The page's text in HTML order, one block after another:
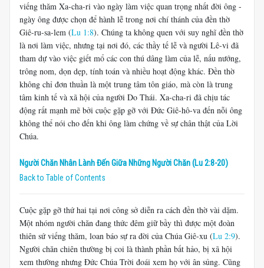
viếng thăm Xa-cha-ri vào ngày làm việc quan trọng nhất đời ông -
ngày ông được chọn để hành lễ trong nơi chí thánh của đền thờ
Giê-ru-sa-lem (Lu 1:8). Chúng ta không quen với suy nghĩ đền thờ
là nơi làm việc, nhưng tại nơi đó, các thầy tế lễ và người Lê-vi đã
tham dự vào việc giết mổ các con thú dâng làm của lễ, nấu nướng,
trông nom, dọn dẹp, tính toán và nhiều hoạt động khác. Đền thờ
không chỉ đơn thuần là một trung tâm tôn giáo, mà còn là trung
tâm kinh tế và xã hội của người Do Thái. Xa-cha-ri đã chịu tác
động rất mạnh mẽ bởi cuộc gặp gỡ với Đức Giê-hô-va đến nỗi ông
không thể nói cho đến khi ông làm chứng về sự chân thật của Lời
Chúa.
Người Chăn Nhân Lành Đến Giữa Những Người Chăn (Lu 2:8-20)
Back to Table of Contents
Cuộc gặp gỡ thứ hai tại nơi công sở diễn ra cách đền thờ vài dặm.
Một nhóm người chăn đang thức đêm giữ bầy thì được một đoàn
thiên sứ viếng thăm, loan báo sự ra đời của Chúa Giê-xu (Lu 2:9).
Người chăn chiên thường bị coi là thành phần bất hảo, bị xã hội
xem thường nhưng Đức Chúa Trời đoái xem họ với ân sủng. Cũng